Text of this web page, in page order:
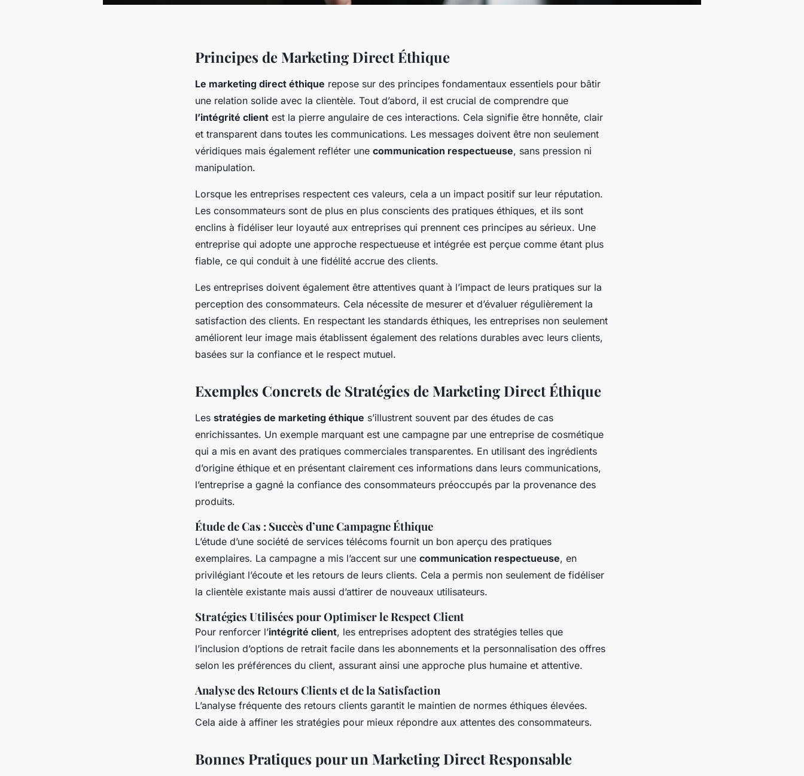
Principes de Marketing Direct Éthique
Le marketing direct éthique repose sur des principes fondamentaux essentiels pour bâtir
une relation solide avec la clientèle. Tout d’abord, il est crucial de comprendre que
l’intégrité client est la pierre angulaire de ces interactions. Cela signifie être honnête, clair
et transparent dans toutes les communications. Les messages doivent être non seulement
véridiques mais également refléter une communication respectueuse, sans pression ni
manipulation.
Lorsque les entreprises respectent ces valeurs, cela a un impact positif sur leur réputation.
Les consommateurs sont de plus en plus conscients des pratiques éthiques, et ils sont
enclins à fidéliser leur loyauté aux entreprises qui prennent ces principes au sérieux. Une
entreprise qui adopte une approche respectueuse et intégrée est perçue comme étant plus
fiable, ce qui conduit à une fidélité accrue des clients.
Les entreprises doivent également être attentives quant à l’impact de leurs pratiques sur la
perception des consommateurs. Cela nécessite de mesurer et d’évaluer régulièrement la
satisfaction des clients. En respectant les standards éthiques, les entreprises non seulement
améliorent leur image mais établissent également des relations durables avec leurs clients,
basées sur la confiance et le respect mutuel.
Exemples Concrets de Stratégies de Marketing Direct Éthique
Les stratégies de marketing éthique s’illustrent souvent par des études de cas
enrichissantes. Un exemple marquant est une campagne par une entreprise de cosmétique
qui a mis en avant des pratiques commerciales transparentes. En utilisant des ingrédients
d’origine éthique et en présentant clairement ces informations dans leurs communications,
l’entreprise a gagné la confiance des consommateurs préoccupés par la provenance des
produits.
Étude de Cas : Succès d’une Campagne Éthique
L’étude d’une société de services télécoms fournit un bon aperçu des pratiques
exemplaires. La campagne a mis l’accent sur une communication respectueuse, en
privilégiant l’écoute et les retours de leurs clients. Cela a permis non seulement de fidéliser
la clientèle existante mais aussi d’attirer de nouveaux utilisateurs.
Stratégies Utilisées pour Optimiser le Respect Client
Pour renforcer l’intégrité client, les entreprises adoptent des stratégies telles que
l’inclusion d’options de retrait facile dans les abonnements et la personnalisation des offres
selon les préférences du client, assurant ainsi une approche plus humaine et attentive.
Analyse des Retours Clients et de la Satisfaction
L’analyse fréquente des retours clients garantit le maintien de normes éthiques élevées.
Cela aide à affiner les stratégies pour mieux répondre aux attentes des consommateurs.
Bonnes Pratiques pour un Marketing Direct Responsable